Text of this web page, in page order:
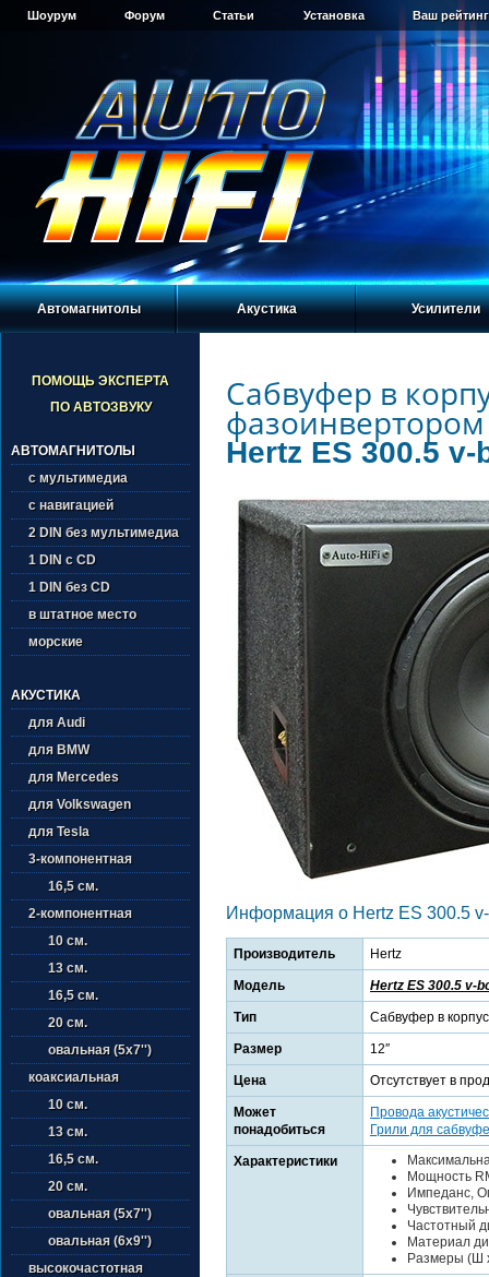
Шоурум Форум Статьи Установка Ваш
Автомагнитолы Акустика Усилители
ПОМОЩЬ ЭКСПЕРТА
ПО АВТОЗВУКУ
АВТОМАГНИТОЛЫ
с мультимедиа
с навигацией
2 DIN без мультимедиа
1 DIN с CD
1 DIN без CD
в штатное место
морские
АКУСТИКА
для Audi
для BMW
для Mercedes
для Volkswagen
для Tesla
3-компонентная
16,5 см.
2-компонентная
10 см.
13 см.
16,5 см.
20 см.
овальная (5х7'')
коаксиальная
10 см.
13 см.
16,5 см.
20 см.
овальная (5х7'')
овальная (6х9'')
высокочастотная
Сабвуфер в
фазоинвертoром
Hertz ES 300.5
Информация о Hertz ES 300.5
Производитель Hertz
Модель Hertz ES 300.5 v-
Тип Сабвуфер в
Размер 12″
Цена Отсутствует в
Может
понадобиться
Провода
Грили для
Характеристики
Мощность
Импеданс,
Частотный
Материал
Размеры (Ш